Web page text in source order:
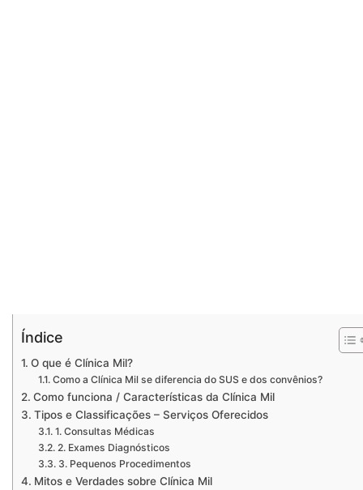
Índice
O que é Clínica Mil?
Como a Clínica Mil se diferencia do SUS e dos convênios?
Como funciona / Características da Clínica Mil
Tipos e Classificações – Serviços Oferecidos
1. Consultas Médicas
2. Exames Diagnósticos
3. Pequenos Procedimentos
Mitos e Verdades sobre Clínica Mil